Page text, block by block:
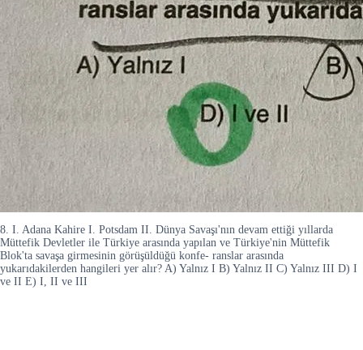
8. I. Adana Kahire I. Potsdam II. Dünya Savaşı'nın devam ettiği yıllarda
Müttefik Devletler ile Türkiye arasında yapılan ve Türkiye'nin Müttefik
Blok'ta savaşa girmesinin görüşüldüğü konfe- ranslar arasında
yukarıdakilerden hangileri yer alır? A) Yalnız I B) Yalnız II C) Yalnız III D) I
ve II E) I, II ve III